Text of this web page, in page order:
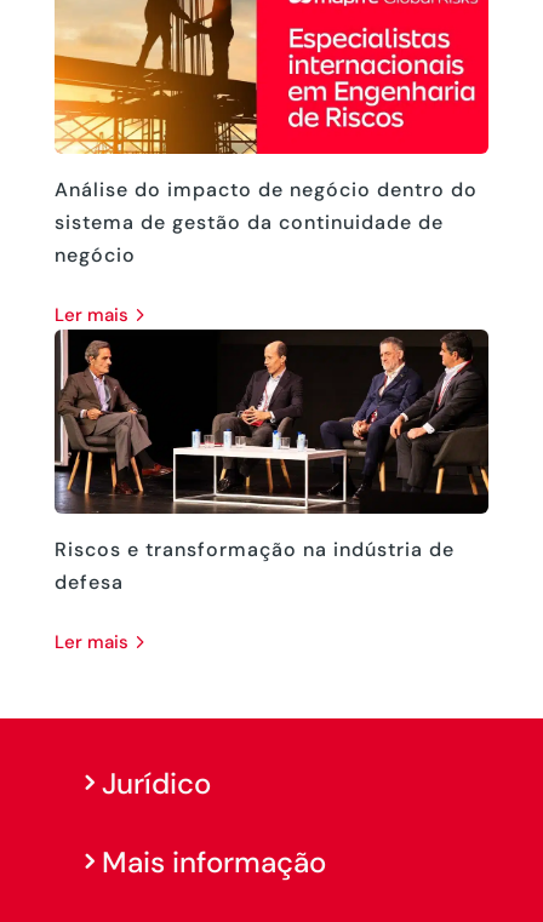
Análise do impacto de negócio dentro do
sistema de gestão da continuidade de
negócio
ler mais
Riscos e transformação na indústria de
defesa
ler mais
Jurídico
Mais informação